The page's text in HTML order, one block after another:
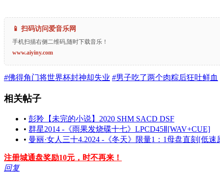
📱 扫码访问爱音乐网
手机扫描右侧二维码,随时下载音乐！
www.aiyiny.com
#佛得角门将世界杯封神却失业 #男子吃了两个肉粽后狂吐鲜血
相关帖子
• 彭羚【未完的小说】2020 SHM SACD DSF
• 群星2014 -《雨果发烧碟十七》LPCD45Ⅱ[WAV+CUE]
• 曼丽·女人三十4.2024 -《冬天》限量1：1母盘直刻[低速
注册城通盘奖励10元，时不再来！
回复